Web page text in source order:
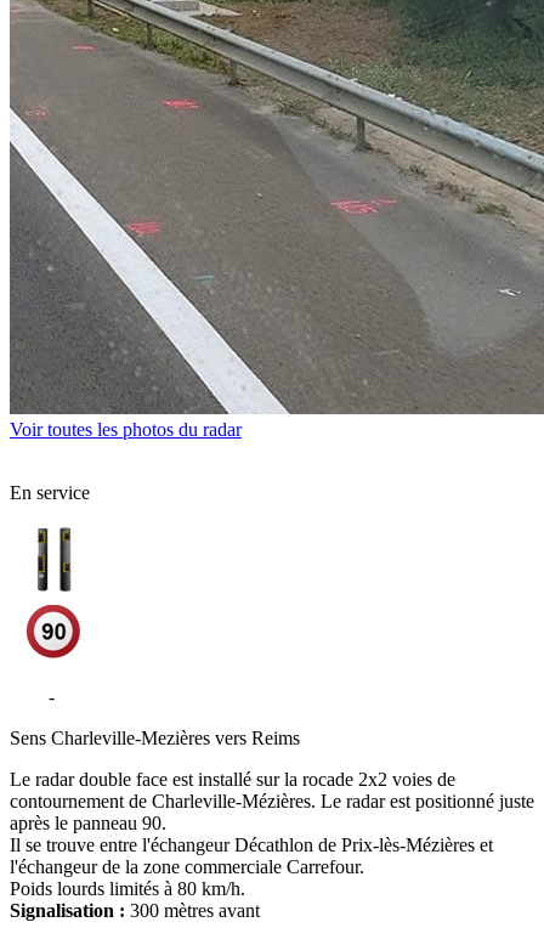
Voir toutes les photos du radar
En service
-
Sens Charleville-Mezières vers Reims
Le radar double face est installé sur la rocade 2x2 voies de
contournement de Charleville-Mézières. Le radar est positionné juste
après le panneau 90.
Il se trouve entre l'échangeur Décathlon de Prix-lès-Mézières et
l'échangeur de la zone commerciale Carrefour.
Poids lourds limités à 80 km/h.
Signalisation : 300 mètres avant